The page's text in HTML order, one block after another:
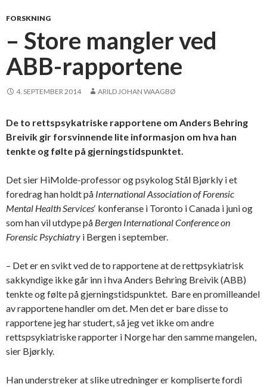
FORSKNING
– Store mangler ved
ABB-rapportene
4. SEPTEMBER 2014 ARILD JOHAN WAAGBØ
De to rettspsykatriske rapportene om Anders Behring
Breivik gir forsvinnende lite informasjon om hva han
tenkte og følte på gjerningstidspunktet.
Det sier HiMolde-professor og psykolog Stål Bjørkly i et
foredrag han holdt på International Association of Forensic
Mental Health Services‘ konferanse i Toronto i Canada i juni og
som han vil utdype på Bergen International Conference on
Forensic Psychiatry i Bergen i september.
– Det er en svikt ved de to rapportene at de rettpsykiatrisk
sakkyndige ikke går inn i hva Anders Behring Breivik (ABB)
tenkte og følte på gjerningstidspunktet. Bare en promilleandel
av rapportene handler om det. Men det er bare disse to
rapportene jeg har studert, så jeg vet ikke om andre
rettspsykiatriske rapporter i Norge har den samme mangelen,
sier Bjørkly.
Han understreker at slike utredninger er kompliserte fordi